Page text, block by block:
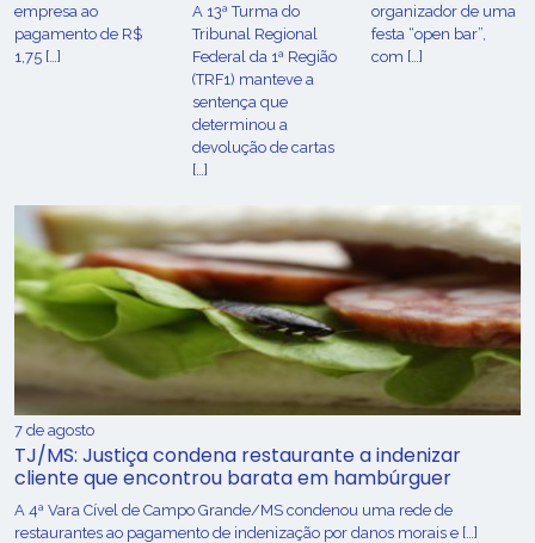
empresa ao
pagamento de R$
1,75 […]
A 13ª Turma do
Tribunal Regional
Federal da 1ª Região
(TRF1) manteve a
sentença que
determinou a
devolução de cartas
[…]
organizador de uma
festa “open bar”,
com […]
7 de agosto
TJ/MS: Justiça condena restaurante a indenizar
cliente que encontrou barata em hambúrguer
A 4ª Vara Cível de Campo Grande/MS condenou uma rede de
restaurantes ao pagamento de indenização por danos morais e […]